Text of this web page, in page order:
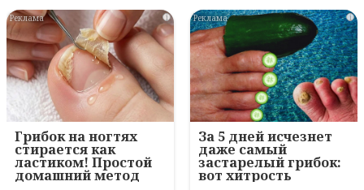
i
Грибок на ногтях
стирается как
ластиком! Простой
домашний метод
i
За 5 дней исчезнет
даже самый
застарелый грибок:
вот хитрость